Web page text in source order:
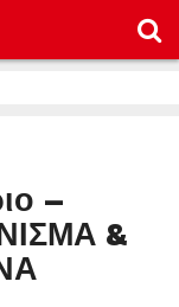
–
&